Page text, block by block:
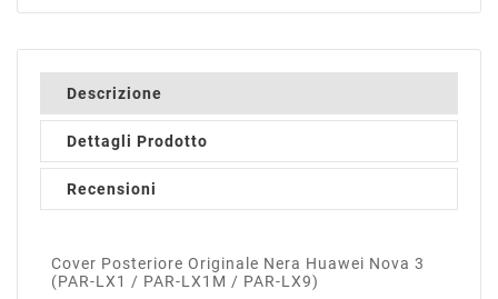
Descrizione
Dettagli Prodotto
Recensioni
Cover Posteriore Originale Nera Huawei Nova 3
(PAR-LX1 / PAR-LX1M / PAR-LX9)